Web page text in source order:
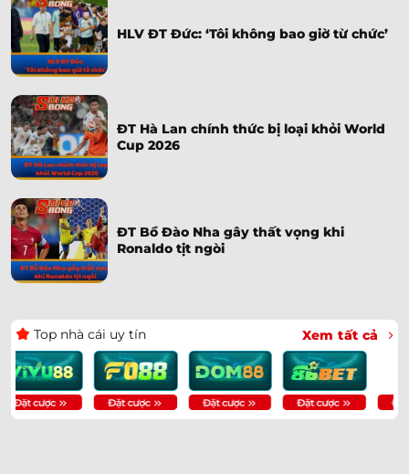
HLV ĐT Đức: ‘Tôi không bao giờ từ chức’
ĐT Hà Lan chính thức bị loại khỏi World
Cup 2026
ĐT Bồ Đào Nha gây thất vọng khi
Ronaldo tịt ngòi
Top nhà cái uy tín Xem tất cả